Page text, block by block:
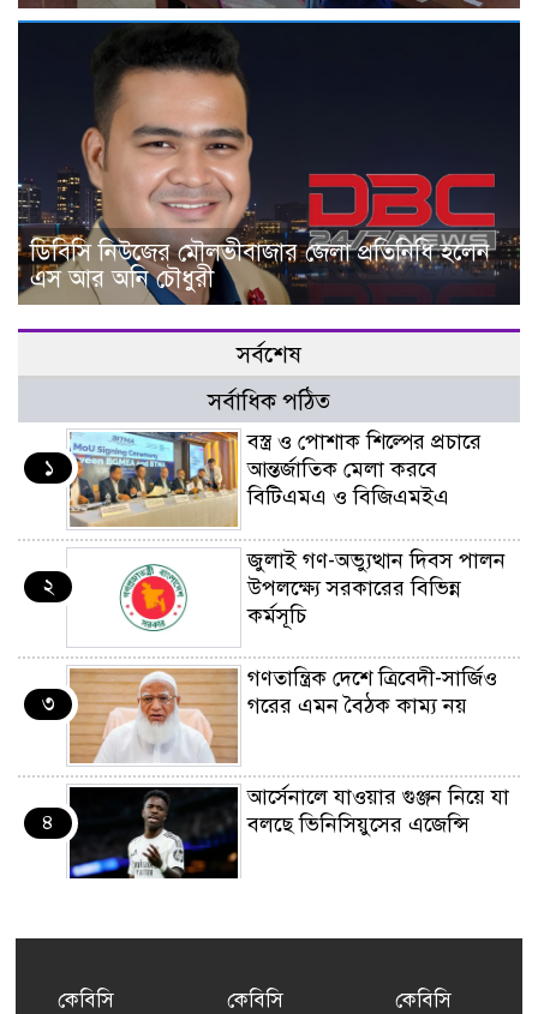
ডিবিসি নিউজের মৌলভীবাজার জেলা প্রতিনিধি হলেন
এস আর অনি চৌধুরী
সর্বশেষ
সর্বাধিক পঠিত
১
বস্ত্র ও পোশাক শিল্পের প্রচারে
আন্তর্জাতিক মেলা করবে
বিটিএমএ ও বিজিএমইএ
২
জুলাই গণ-অভ্যুত্থান দিবস পালন
উপলক্ষ্যে সরকারের বিভিন্ন
কর্মসূচি
৩
গণতান্ত্রিক দেশে ত্রিবেদী-সার্জিও
গরের এমন বৈঠক কাম্য নয়
৪
আর্সেনালে যাওয়ার গুঞ্জন নিয়ে যা
বলছে ভিনিসিয়ুসের এজেন্সি
৫
যুক্তরাষ্ট্র-জাপানের বিরল পদক্ষেপ
কেবিসি
কেবিসি
কেবিসি